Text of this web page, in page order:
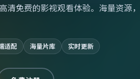
清免费的影视观看体验。海量资源
适配 海量片库 实时更新